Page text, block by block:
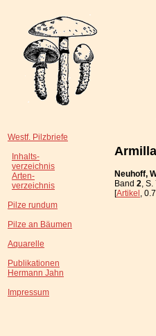
Westf. Pilzbriefe
Inhalts-
verzeichnis
Arten-
verzeichnis
Pilze rundum
Pilze an Bäumen
Aquarelle
Publikationen
Hermann Jahn
Impressum
Neuhoff,
Band 2, S.
[Artikel,